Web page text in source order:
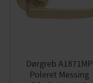
Dørgreb A1871MP
Poleret Messing